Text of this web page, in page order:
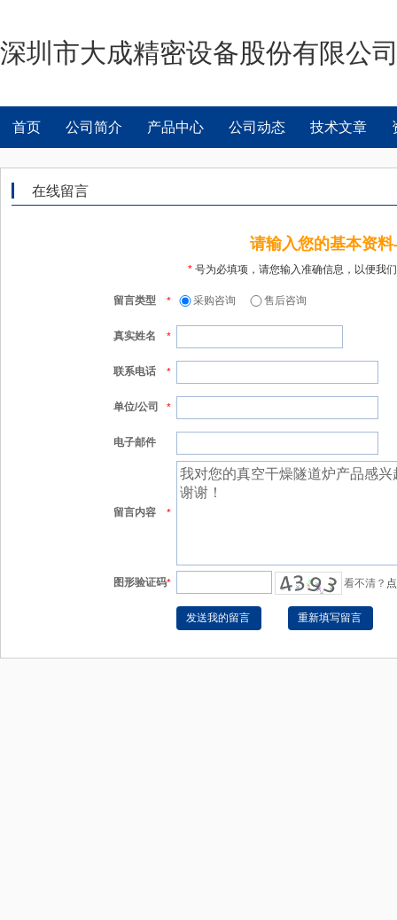
深圳市大成精密设备股份有限公
首页 公司简介 产品中心 公司动态 技术文章
在线留言
请输入您的基本资
* 号为必填项，请您输入准确信息，以便我
留言类型 * 采购咨询 售后咨询
真实姓名 *
联系电话 *
单位/公司 *
电子邮件
留言内容 *
图形验证码* 看不清？